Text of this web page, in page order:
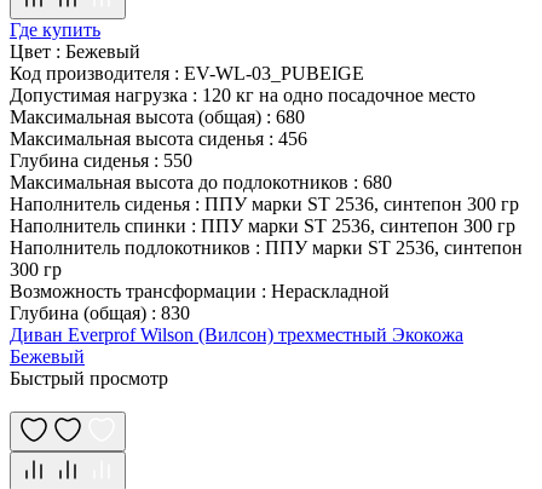
Где купить
Цвет : Бежевый
Код производителя : EV-WL-03_PUBEIGE
Допустимая нагрузка : 120 кг на одно посадочное место
Максимальная высота (общая) : 680
Максимальная высота сиденья : 456
Глубина сиденья : 550
Максимальная высота до подлокотников : 680
Наполнитель сиденья : ППУ марки ST 2536, синтепон 300 гр
Наполнитель спинки : ППУ марки ST 2536, синтепон 300 гр
Наполнитель подлокотников : ППУ марки ST 2536, синтепон
300 гр
Возможность трансформации : Нераскладной
Глубина (общая) : 830
Диван Everprof Wilson (Вилсон) трехместный Экокожа
Бежевый
Быстрый просмотр